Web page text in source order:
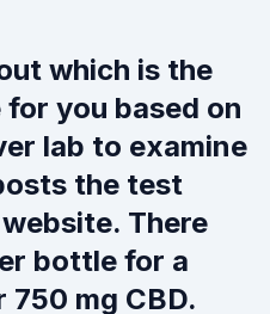
which is the
you based on
lab to examine
the test
There
bottle for a
mg CBD.